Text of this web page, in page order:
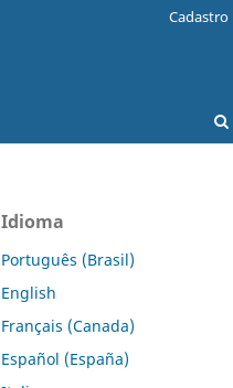
Cadastro
Idioma
Português (Brasil)
English
Français (Canada)
Español (España)